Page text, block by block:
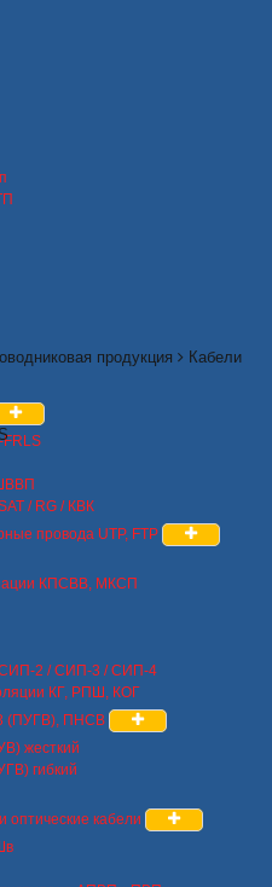
продукция Кабели
FRLS
/ RG / КВК
провода UTP, FTP
КПСВВ, МКСП
СИП-2 / СИП-3 / СИП-4
КГ, РПШ, КОГ
(ПУГВ), ПНСВ
жесткий
гибкий
оптические кабели